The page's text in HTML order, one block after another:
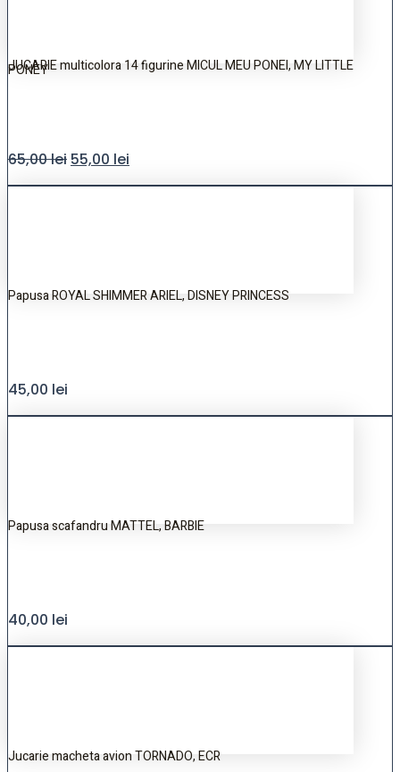
JUCARIE multicolora 14 figurine MICUL MEU PONEI, MY LITTLE
PONEY
65,00lei 55,00 lei
Papusa ROYAL SHIMMER ARIEL, DISNEY PRINCESS
45,00 lei
Papusa scafandru MATTEL, BARBIE
40,00 lei
Jucarie macheta avion TORNADO, ECR